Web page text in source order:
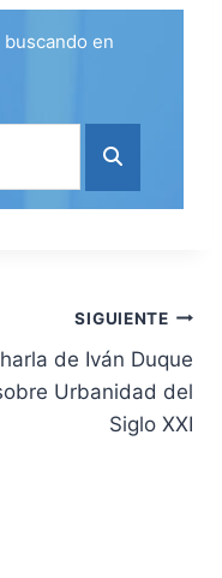
en
SIGUIENTE
de Iván Duque
Urbanidad del
Siglo XXI